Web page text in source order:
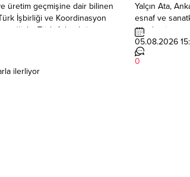
üretim geçmişine dair bilinen
İşbirliği ve Koordinasyon
Türk Arkeoloji ve
Katip Çelebi Üniversitesi
Akademisi ortaklığında
Oğuzlar’a ait “kayıp
Yalçın Ata,
esnaf ve
gündemine
beklentileri ve
Başkentte
Ata, Ankara
05.08.2026
0
ilerliyor